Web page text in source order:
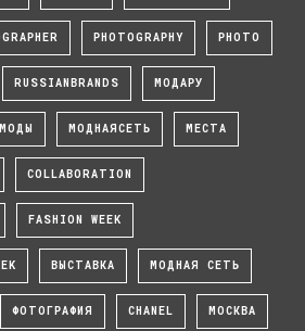
PHOTOGRAPHY PHOTO
RUSSIANBRANDS МОДАРУ
МОДНАЯСЕТЬ МЕСТА
COLLABORATION
FASHION WEEK
ВЫСТАВКА МОДНАЯ СЕТЬ
ФОТОГРАФИЯ CHANEL МОСКВА